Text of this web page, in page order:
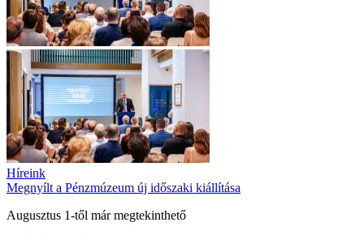
Híreink
Megnyílt a Pénzmúzeum új időszaki kiállítása
Augusztus 1-től már megtekinthető